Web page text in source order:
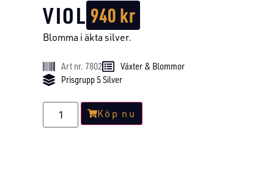
VIOL 940kr
Blomma i äkta silver.
Art nr. 7802
Växter & Blommor
Prisgrupp 5 Silver
Köp nu